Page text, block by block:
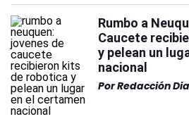
Rumbo a
Caucete
y pelean un
nacional
PorRedacción